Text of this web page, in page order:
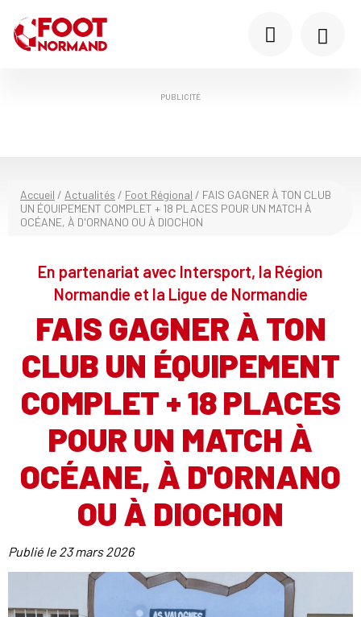
PUBLICITÉ
Accueil / Actualités / Foot Régional / FAIS GAGNER À TON CLUB
UN ÉQUIPEMENT COMPLET + 18 PLACES POUR UN MATCH À
OCÉANE, À D'ORNANO OU À DIOCHON
En partenariat avec Intersport, la Région
Normandie et la Ligue de Normandie
FAIS GAGNER À TON
CLUB UN ÉQUIPEMENT
COMPLET + 18 PLACES
POUR UN MATCH À
OCÉANE, À D'ORNANO
OU À DIOCHON
Publié le 23 mars 2026